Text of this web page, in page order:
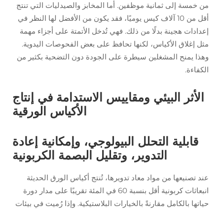
من خمسة إلى ثمانية موظفين. أما المخابز والصيدليات التي تنتج
أقل من 10 آلاف كيس يوميًا، فقد يكون من الأفضل لها النظر في
إعدادات هجينة بدلًا من ذلك. فهي تُدخل الأتمتة على أجزاء مهمة
مثل إغلاق الأكياس، لكنها تحافظ على بعض الفحوصات اليدوية.
وهذا يمنح المشغلين سيطرة على الجودة دون التضحية بكثير من
الكفاءة.
الأثر البيئي ومقاييس الاستدامة في إنتاج
الأكياس الورقية
قابلية التحلل البيولوجي، وإمكانية إعادة
التدوير، وتقليل البصمة الكربونية
عند تصنيعها من مواد معاد تدويرها، تُنتج أكياس الورق الحديثة
انبعاثات كربونية أقل بنسبة 60 في المئة تقريبًا على مدار دورة
حياتها بالكامل مقارنةً بالخيارات البلاستيكية. وإذا رُميت في بيئات